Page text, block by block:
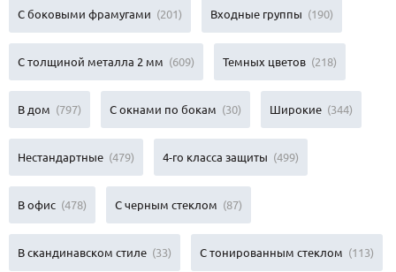
С боковыми фрамугами (201) Входные группы (190)
С толщиной металла 2 мм (609) Темных цветов (218)
В дом (797) С окнами по бокам (30) Широкие (344)
Нестандартные (479) 4-го класса защиты (499)
В офис (478) С черным стеклом (87)
В скандинавском стиле (33) С тонированным стеклом (113)